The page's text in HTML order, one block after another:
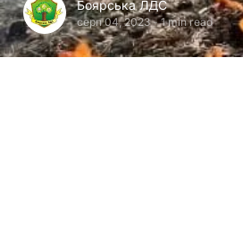
Боярська ЛДС
серп 04, 2023-1 min read